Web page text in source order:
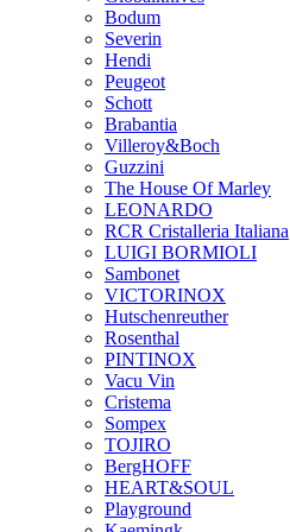
Bodum
Severin
Hendi
Peugeot
Schott
Brabantia
Villeroy&Boch
Guzzini
The House Of Marley
LEONARDO
RCR Cristalleria Italiana
LUIGI BORMIOLI
Sambonet
VICTORINOX
Hutschenreuther
Rosenthal
PINTINOX
Vacu Vin
Cristema
Sompex
TOJIRO
BergHOFF
HEART&SOUL
Playground